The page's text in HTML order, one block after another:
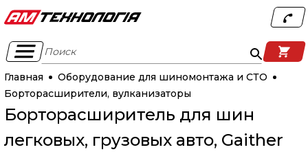
Поиск
Главная
Оборудование для шиномонтажа и СТО
Борторасширители, вулканизаторы
Борторасширитель для шин
легковых, грузовых авто, Gaither